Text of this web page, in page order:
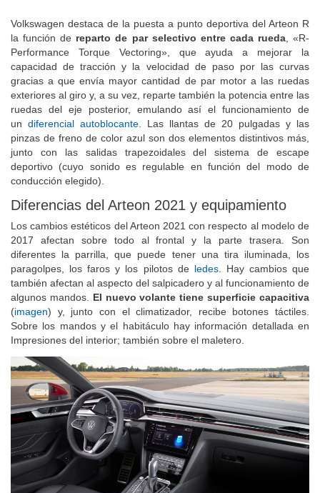
Volkswagen destaca de la puesta a punto deportiva del Arteon R
la función de reparto de par selectivo entre cada rueda, «R-
Performance Torque Vectoring», que ayuda a mejorar la
capacidad de tracción y la velocidad de paso por las curvas
gracias a que envía mayor cantidad de par motor a las ruedas
exteriores al giro y, a su vez, reparte también la potencia entre las
ruedas del eje posterior, emulando así el funcionamiento de
un diferencial autoblocante. Las llantas de 20 pulgadas y las
pinzas de freno de color azul son dos elementos distintivos más,
junto con las salidas trapezoidales del sistema de escape
deportivo (cuyo sonido es regulable en función del modo de
conducción elegido).
Diferencias del Arteon 2021 y equipamiento
Los cambios estéticos del Arteon 2021 con respecto al modelo de
2017 afectan sobre todo al frontal y la parte trasera. Son
diferentes la parrilla, que puede tener una tira iluminada, los
paragolpes, los faros y los pilotos de ledes. Hay cambios que
también afectan al aspecto del salpicadero y al funcionamiento de
algunos mandos. El nuevo volante tiene superficie capacitiva
(imagen) y, junto con el climatizador, recibe botones táctiles.
Sobre los mandos y el habitáculo hay información detallada en
Impresiones del interior; también sobre el maletero.